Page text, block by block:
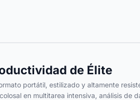
de Élite
portátil, estilizado y altamente
en multitarea intensiva, análisis de